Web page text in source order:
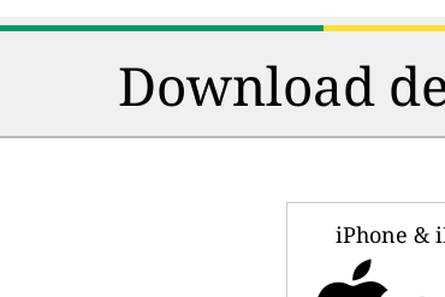
Download
iPhone &